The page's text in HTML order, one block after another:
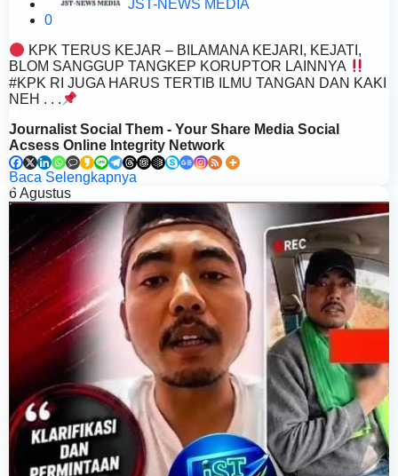
JST-NEWS MEDIA
0
KPK TERUS KEJAR – BILAMANA KEJARI, KEJATI,
BLOM SANGGUP TANGKEP KORUPTOR LAINNYA
#KPK RI JUGA HARUS TERTIB ILMU TANGAN DAN KAKI
NEH . . .
Journalist Social Them - Your Share Media Social
Acsess Online Integrity Network
Baca Selengkapnya
6Agustus